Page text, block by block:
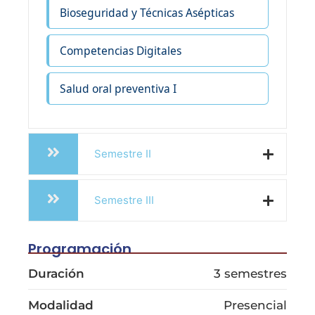
Bioseguridad y Técnicas Asépticas
Competencias Digitales
Salud oral preventiva I
Semestre II
Semestre III
Programación
Duración 3 semestres
Modalidad Presencial